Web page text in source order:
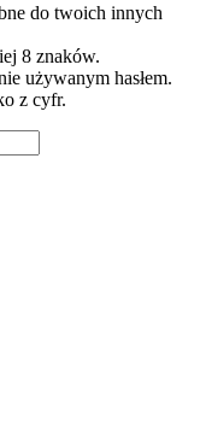
do twoich innych
8 znaków.
używanym hasłem.
z cyfr.